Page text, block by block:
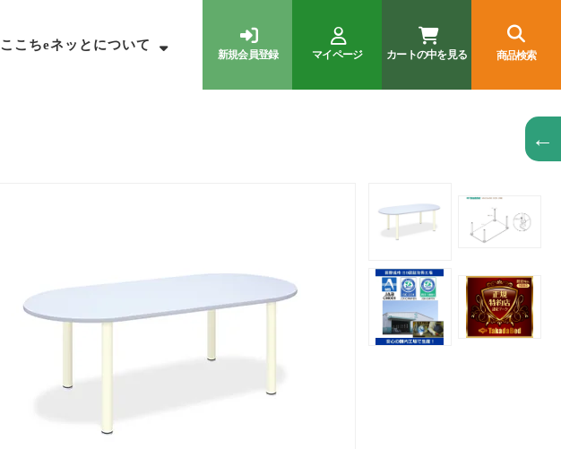
ここちeネッとについて
新規会員登録 マイページ カートの中を見る 商品検索
←